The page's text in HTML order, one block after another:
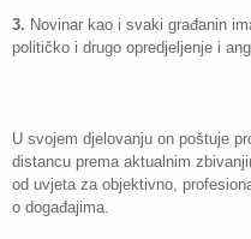
3. Novinar kao i svaki građanin
političko i drugo opredjeljenje i
U svojem djelovanju on poštuje
distancu prema aktualnim
od uvjeta za objektivno,
o događajima.